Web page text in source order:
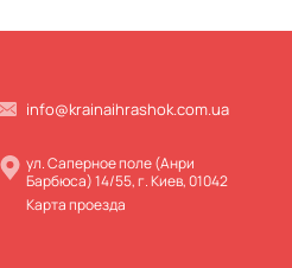
info@krainaihrashok.com.ua
ул. Саперное поле (Анри
Барбюса) 14/55, г. Киев, 01042
Карта проезда